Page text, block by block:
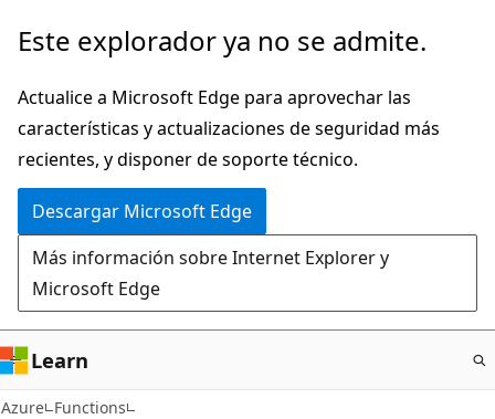
Ir
contenido
principal
Este explorador ya no se admite.
Actualice a Microsoft Edge para aprovechar las
características y actualizaciones de seguridad más
recientes, y disponer de soporte técnico.
Descargar Microsoft Edge
Más información sobre Internet Explorer y
Microsoft Edge
Learn
Azure Functions